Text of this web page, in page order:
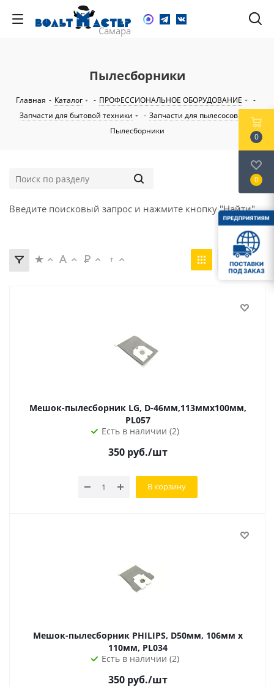
Пылесборники
Главная - Каталог - ПРОФЕССИОНАЛЬНОЕ ОБОРУДОВАНИЕ
-
Запчасти для бытовой техники
- Запчасти для пылесосов
-
Пылесборники
Введите поисковый запрос и нажмите кнопку "Найти".
Мешок-пылесборник LG, D-46мм,113ммх100мм,
PL057
Есть в наличии (2)
350руб./шт
В корзину
Мешок-пылесборник PHILIPS, D50мм, 106мм x
110мм, PL034
Есть в наличии (2)
350руб./шт
0
0